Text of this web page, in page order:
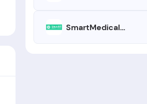
SmartMedicalCenter.ua